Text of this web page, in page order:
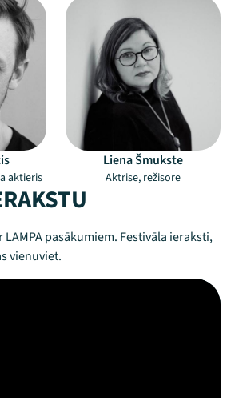
aktieris
Liena Šmukste
Aktrise, režisore
pasākumiem. Festivāla ieraksti,
vienuviet.